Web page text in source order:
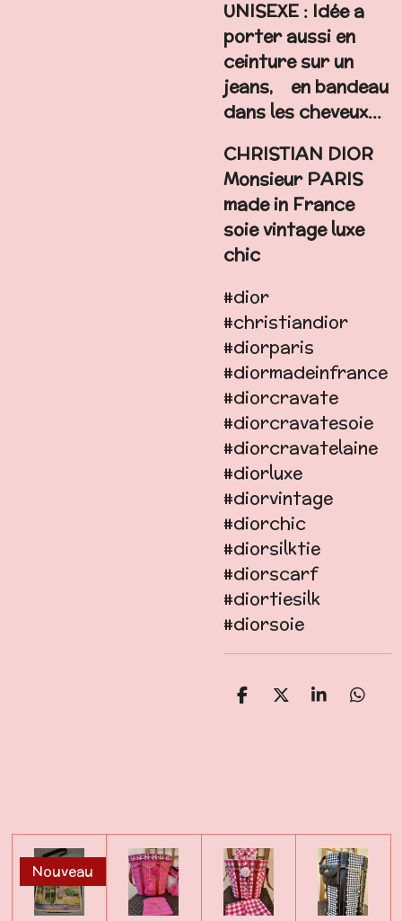
UNISEXE : Idée a
porter aussi en
ceinture sur un
jeans, en bandeau
dans les cheveux...
CHRISTIAN DIOR
Monsieur PARIS
made in France
soie vintage luxe
chic
#dior
#christiandior
#diorparis
#diormadeinfrance
#diorcravate
#diorcravatesoie
#diorcravatelaine
#diorluxe
#diorvintage
#diorchic
#diorsilktie
#diorscarf
#diortiesilk
#diorsoie
P P P P
Nouveau